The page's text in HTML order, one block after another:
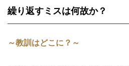
繰り返すミスは何故か？
～教訓はどこに？～